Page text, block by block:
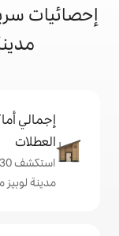
أجنحة خاصة
لوبيز
المتاحة للإيجار
30 مكان إقامة متاحًا للإيجار